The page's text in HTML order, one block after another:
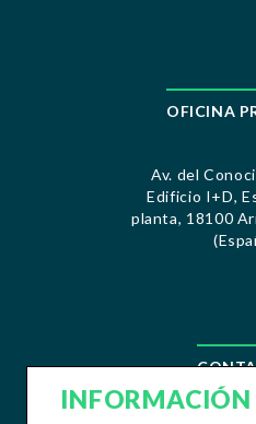
OFICINA
Av. del
Edificio I+D,
planta, 18100